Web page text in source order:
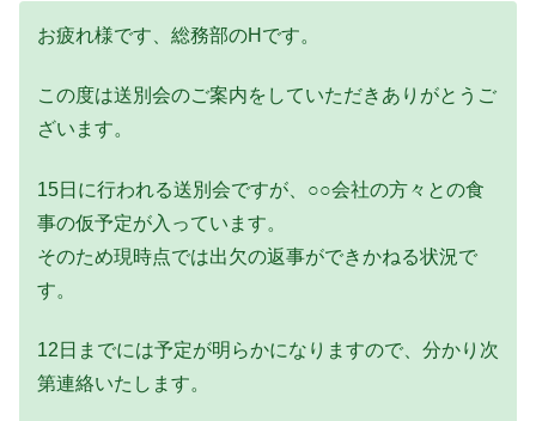
お疲れ様です、総務部のHです。
この度は送別会のご案内をしていただきありがとうご
ざいます。
15日に行われる送別会ですが、○○会社の方々との食
事の仮予定が入っています。
そのため現時点では出欠の返事ができかねる状況で
す。
12日までには予定が明らかになりますので、分かり次
第連絡いたします。